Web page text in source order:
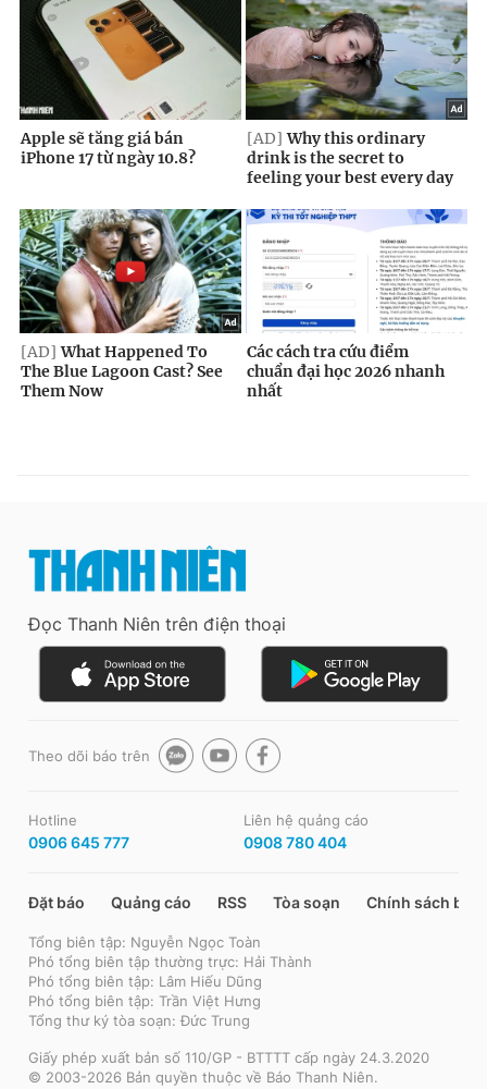
Đọc Thanh Niên trên điện thoại
Theo dõi báo trên
Hotline
0906 645 777
Liên hệ quảng cáo
0908 780 404
Đặt báo Quảng cáo RSS Tòa soạn Chính sách bảo
Tổng biên tập: Nguyễn Ngọc Toàn
Phó tổng biên tập thường trực: Hải Thành
Phó tổng biên tập: Lâm Hiếu Dũng
Phó tổng biên tập: Trần Việt Hưng
Tổng thư ký tòa soạn: Đức Trung
Giấy phép xuất bản số 110/GP - BTTTT cấp ngày 24.3.2020
© 2003-2026 Bản quyền thuộc về Báo Thanh Niên.